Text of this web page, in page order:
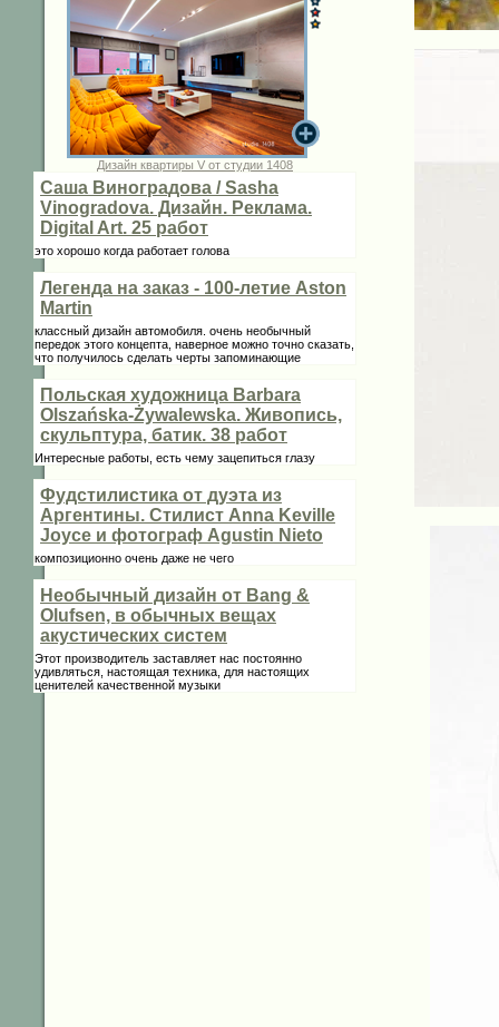
Дизайн квартиры V от студии 1408
Саша Виноградова / Sasha
Vinogradova. Дизайн. Реклама.
Digital Art. 25 работ
это хорошо когда работает голова
Легенда на заказ - 100-летие Aston
Martin
классный дизайн автомобиля. очень необычный
передок этого концепта, наверное можно точно сказать,
что получилось сделать черты запоминающие
Польская художница Barbara
Olszańska-Żywalewska. Живопись,
скульптура, батик. 38 работ
Интересные работы, есть чему зацепиться глазу
Фудстилистика от дуэта из
Аргентины. Стилист Anna Keville
Joycе и фотограф Agustin Nieto
композиционно очень даже не чего
Необычный дизайн от Bang &
Olufsen, в обычных вещах
акустических систем
Этот производитель заставляет нас постоянно
удивляться, настоящая техника, для настоящих
ценителей качественной музыки